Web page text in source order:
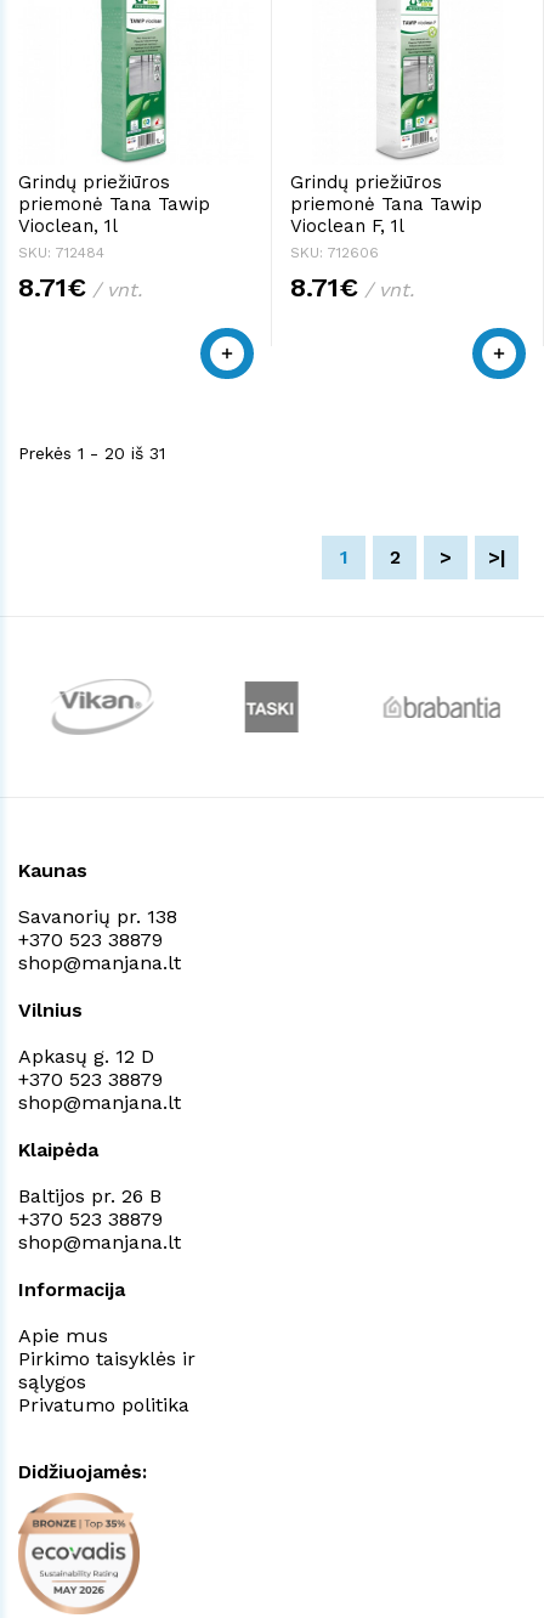
Grindų priežiūros
priemonė Tana Tawip
Vioclean, 1l
SKU: 712484
8.71€ / vnt.
Grindų priežiūros
priemonė Tana Tawip
Vioclean F, 1l
SKU: 712606
8.71€ / vnt.
Prekės 1 - 20 iš 31
1 2 > >|
Kaunas
Savanorių pr. 138
+370 523 38879
shop@manjana.lt
Vilnius
Apkasų g. 12 D
+370 523 38879
shop@manjana.lt
Klaipėda
Baltijos pr. 26 B
+370 523 38879
shop@manjana.lt
Informacija
Apie mus
Pirkimo taisyklės ir
sąlygos
Privatumo politika
Didžiuojamės: